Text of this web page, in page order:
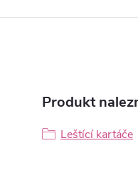
Produkt
Leštící kartáče